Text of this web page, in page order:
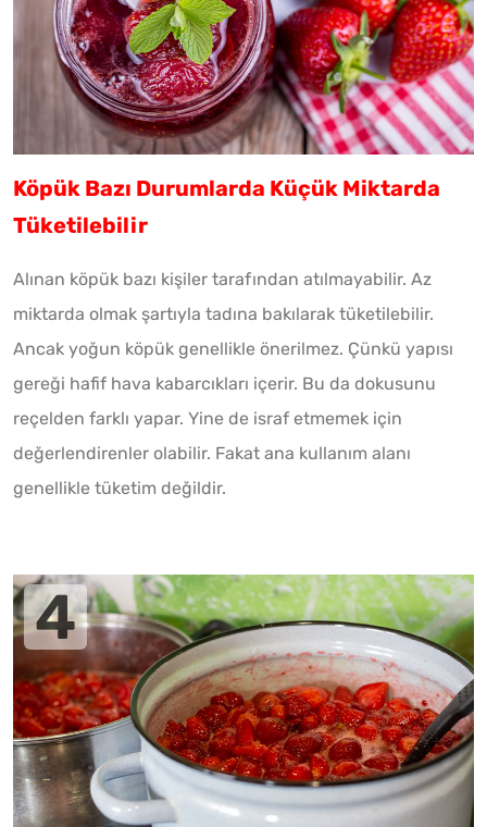
Köpük Bazı Durumlarda Küçük Miktarda
Tüketilebilir
Alınan köpük bazı kişiler tarafından atılmayabilir. Az
miktarda olmak şartıyla tadına bakılarak tüketilebilir.
Ancak yoğun köpük genellikle önerilmez. Çünkü yapısı
gereği hafif hava kabarcıkları içerir. Bu da dokusunu
reçelden farklı yapar. Yine de israf etmemek için
değerlendirenler olabilir. Fakat ana kullanım alanı
genellikle tüketim değildir.